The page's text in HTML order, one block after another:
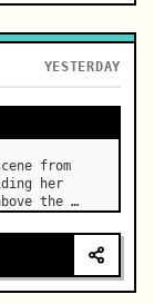
YESTERDAY
from
her
the